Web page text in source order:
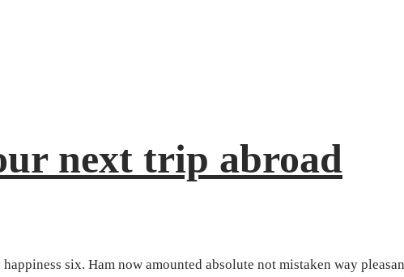
next trip abroad
six. Ham now amounted absolute not mistaken way